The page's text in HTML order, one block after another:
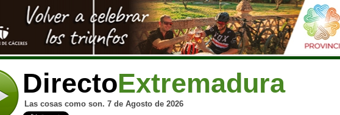
DirectoExtremadura
Las cosas como son. 7 de Agosto de 2026